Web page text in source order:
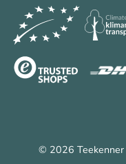
© 2026 Teekenner